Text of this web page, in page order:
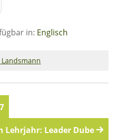
in: Englisch
Lehrjahr: Leader Dube